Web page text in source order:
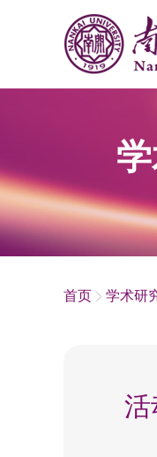
首页 学术研